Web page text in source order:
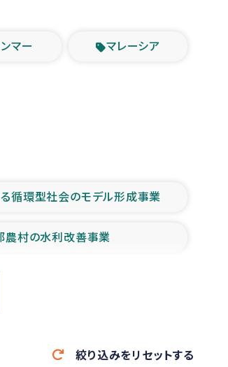
マー マレーシア
循環型社会のモデル形成事業
農村の水利改善事業
全型農業の支援事業
よる洪水被災者支援
難民・帰還民の生活再建支援
絞り込みをリセットする